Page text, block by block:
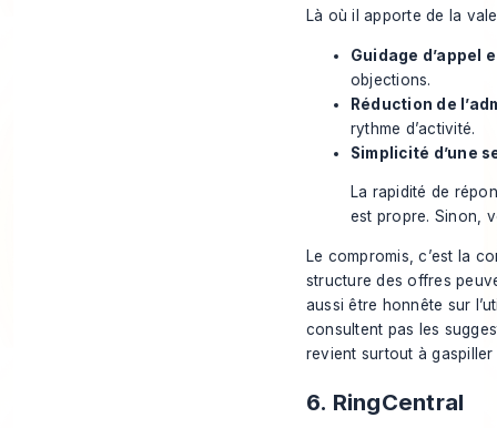
Là où il apporte de la
Guidage d’appel
objections.
Réduction de
rythme d’activité.
Simplicité d’une
La rapidité de
est propre. Sinon,
Le compromis, c’est la
structure des offres
aussi être honnête sur
consultent pas les
revient surtout à gaspiller
6. RingCentral